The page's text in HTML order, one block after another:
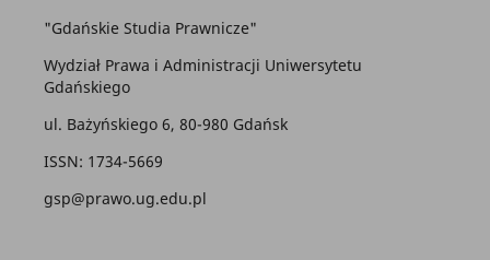
"Gdańskie Studia Prawnicze"
Wydział Prawa i Administracji Uniwersytetu
Gdańskiego
ul. Bażyńskiego 6, 80-980 Gdańsk
ISSN: 1734-5669
gsp@prawo.ug.edu.pl